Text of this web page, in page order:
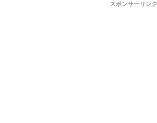
スポンサーリンク